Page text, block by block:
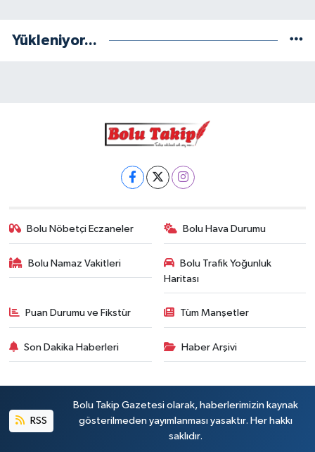
Yükleniyor...
Bolu Nöbetçi Eczaneler Bolu Hava Durumu
Bolu Namaz Vakitleri
Bolu Trafik Yoğunluk
Haritası
Puan Durumu ve Fikstür Tüm Manşetler
Son Dakika Haberleri Haber Arşivi
RSS
Bolu Takip Gazetesi olarak, haberlerimizin kaynak
gösterilmeden yayımlanması yasaktır. Her hakkı
saklıdır.